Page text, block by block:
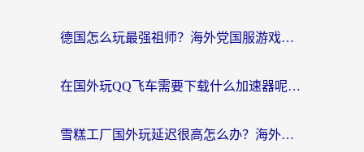
德国怎么玩最强祖师？海外党国服游戏加速器选择全攻略（附宝可梦Online实测）
在国外玩QQ飞车需要下载什么加速器呢？海外党亲测有效的国服游戏加速指南
雪糕工厂国外玩延迟很高怎么办？海外玩家国服游戏加速终极攻略（附实测推荐）